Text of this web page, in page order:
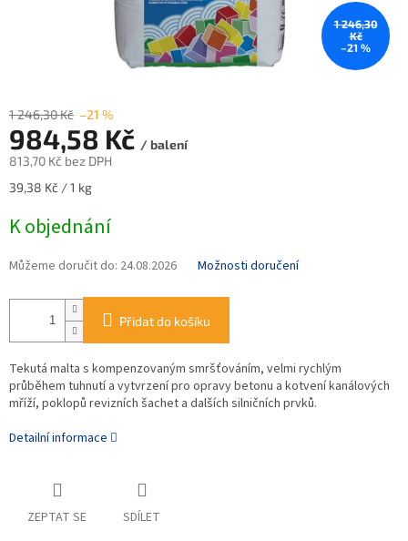
1 246,30
Kč
–21 %
1 246,30 Kč –21 %
984,58 Kč / balení
813,70 Kč bez DPH
Měrná
39,38 Kč / 1 kg
K objednání
Můžeme doručit do: 24.08.2026 Možnosti doručení
Přidat do košíku
Tekutá malta s kompenzovaným smršťováním, velmi rychlým
průběhem tuhnutí a vytvrzení pro opravy betonu a kotvení kanálových
mříží, poklopů revizních šachet a dalších silničních prvků.
Detailní informace
ZEPTAT SE SDÍLET